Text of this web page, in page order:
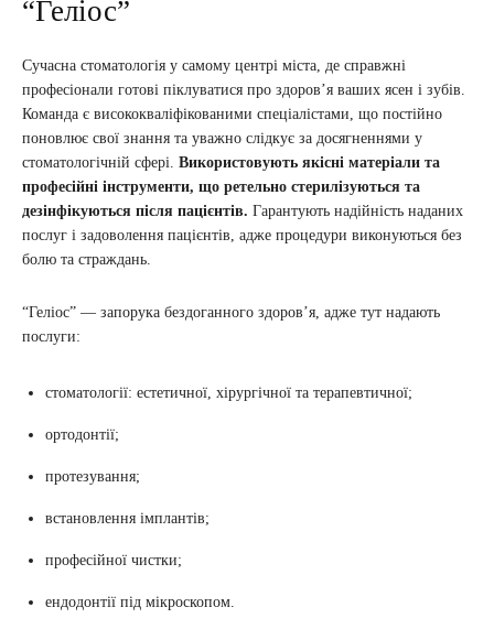
“Геліос”
Сучасна стоматологія у самому центрі міста, де справжні
професіонали готові піклуватися про здоров’я ваших ясен і зубів.
Команда є висококваліфікованими спеціалістами, що постійно
поновлює свої знання та уважно слідкує за досягненнями у
стоматологічній сфері. Використовують якісні матеріали та
професійні інструменти, що ретельно стерилізуються та
дезінфікуються після пацієнтів. Гарантують надійність наданих
послуг і задоволення пацієнтів, адже процедури виконуються без
болю та страждань.
“Геліос” — запорука бездоганного здоров’я, адже тут надають
послуги:
стоматології: естетичної, хірургічної та терапевтичної;
ортодонтії;
протезування;
встановлення імплантів;
професійної чистки;
ендодонтії під мікроскопом.